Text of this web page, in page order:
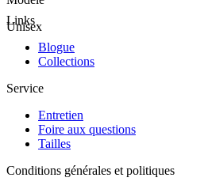
Unisex
Links
Blogue
Collections
Service
Entretien
Foire aux questions
Tailles
Conditions générales et politiques